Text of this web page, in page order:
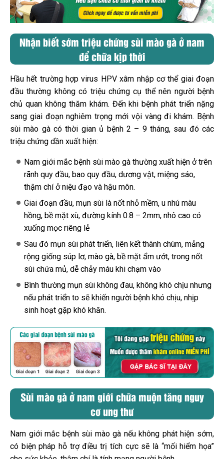
Nhận biết sớm triệu chứng sùi mào gà ở nam
để chữa kịp thời
Hầu hết trường hợp virus HPV xâm nhập cơ thể giai đoạn
đầu thường không có triệu chứng cụ thể nên người bệnh
chủ quan không thăm khám. Đến khi bệnh phát triển nặng
sang giai đoạn nghiêm trọng mới vội vàng đi khám. Bệnh
sùi mào gà có thời gian ủ bệnh 2 – 9 tháng, sau đó các
triệu chứng dần xuất hiện:
Nam giới mắc bệnh sùi mào gà thường xuất hiện ở trên
rãnh quy đầu, bao quy đầu, dương vật, miệng sáo,
thậm chí ở niệu đạo và hậu môn.
Giai đoạn đầu, mụn sùi là nốt nhỏ mềm, u nhú màu
hồng, bề mặt xù, đường kính 0.8 – 2mm, nhô cao có
xuống mọc riêng lẻ
Sau đó mụn sùi phát triển, liên kết thành chùm, mảng
rộng giống súp lơ, mào gà, bề mặt ẩm ướt, trong nốt
sùi chứa mủ, dễ chảy máu khi chạm vào
Bình thường mụn sùi không đau, không khó chịu nhưng
nếu phát triển to sẽ khiến người bệnh khó chịu, nhịp
sinh hoạt gặp khó khăn.
Sùi mào gà ở nam giới chữa muộn tăng nguy
cơ ung thư
Nam giới mắc bệnh sùi mào gà nếu không phát hiện sớm,
có biện pháp hỗ trợ điều trị tích cực sẽ là “mối hiểm họa”